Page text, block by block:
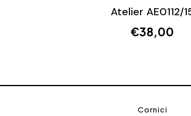
Atelier AE0112/
€38,00
Cornici